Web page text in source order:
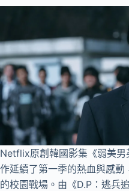
Netflix原創韓國影集《弱美
作延續了第一季的熱血與感
的校園戰場。由《D.P：逃兵